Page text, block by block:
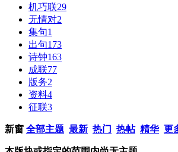
机巧联29
无情对2
集句1
出句173
诗钟163
成联77
版务2
资料4
征联3
新窗 全部主题 最新 热门 热帖 精华 更